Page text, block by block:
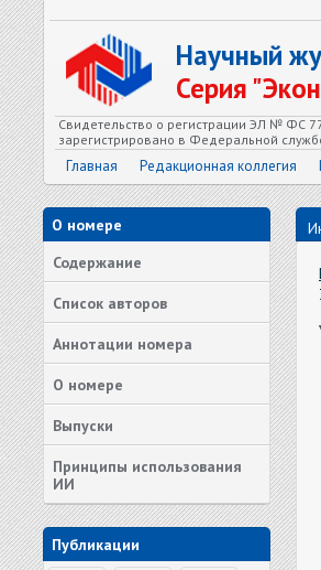
Научный
Серия
Свидетельство о регистрации ЭЛ № ФС
зарегистрировано в Федеральной
Главная Редакционная коллегия
О номере
Содержание
Список авторов
Аннотации номера
О номере
Выпуски
Принципы использования
ИИ
Публикации